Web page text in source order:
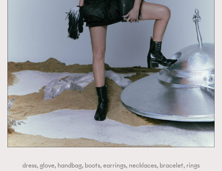
dress, glove, handbag, boots, earrings, necklaces, bracelet, rings